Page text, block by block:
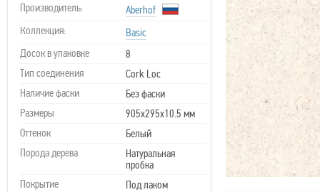
Производитель:
Aberhof
Коллекция:
Basic
Досок в упаковке
8
Тип соединения
Cork Loc
Наличие фаски
Без фаски
Размеры
905x295х10.5 мм
Оттенок
Белый
Порода дерева
Натуральная
пробка
Покрытие
Под лаком